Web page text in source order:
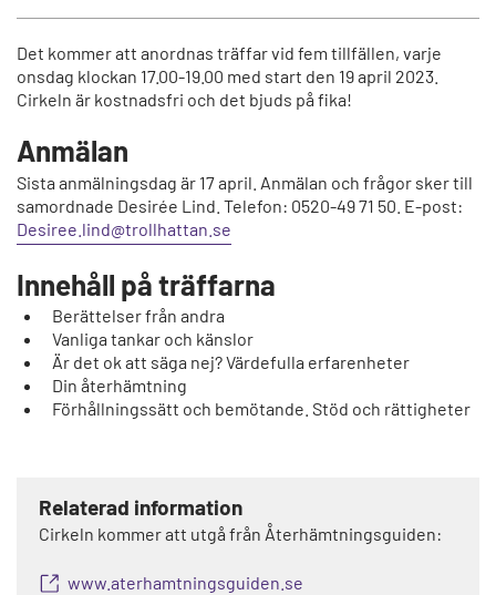
Det kommer att anordnas träffar vid fem tillfällen, varje
onsdag klockan 17.00-19.00 med start den 19 april 2023.
Cirkeln är kostnadsfri och det bjuds på fika!
Anmälan
Sista anmälningsdag är 17 april. Anmälan och frågor sker till
samordnade Desirée Lind. Telefon: 0520-49 71 50. E-post:
Desiree.lind@trollhattan.se
Innehåll på träffarna
Berättelser från andra
Vanliga tankar och känslor
Är det ok att säga nej? Värdefulla erfarenheter
Din återhämtning
Förhållningssätt och bemötande. Stöd och rättigheter
Relaterad information
Cirkeln kommer att utgå från Återhämtningsguiden:
www.aterhamtningsguiden.se